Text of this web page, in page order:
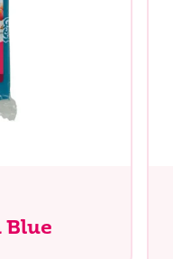
ben
Blue